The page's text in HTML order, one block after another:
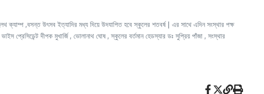
ক্যাম্প ,বসন্ত উৎসব ইত্যাদির মধ্য দিয়ে উদযাপিত হবে স্কুলের শতবর্ষ | এর সাথে এদিন সংস্থার পক্ষ
প্রেসিডেন্ট দীপক মুখার্জি , ভোলানাথ ঘোষ , স্কুলের বর্তমান হেডস্যার ডঃ সুপ্রিয় পাঁজা , সংস্থার